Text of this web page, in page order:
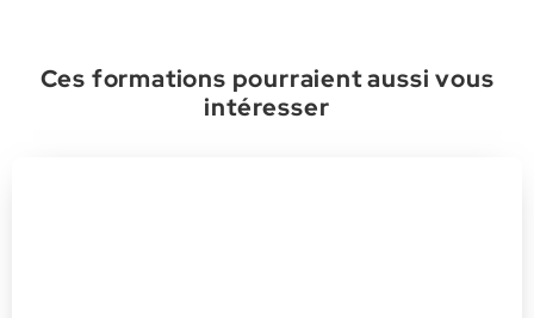
Ces formations pourraient aussi vous
intéresser